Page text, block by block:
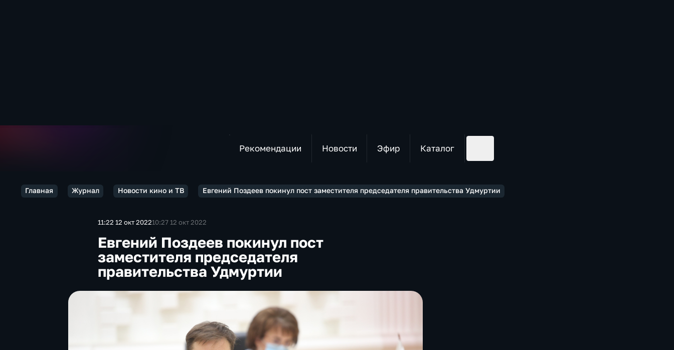
Рекомендации Новости Эфир Каталог
Главная Журнал Новости кино и ТВ Евгений Поздеев покинул пост заместителя председателя правительства Удмуртии
11:22 12 окт 202210:27 12 окт 2022
Евгений Поздеев покинул пост
заместителя председателя
правительства Удмуртии